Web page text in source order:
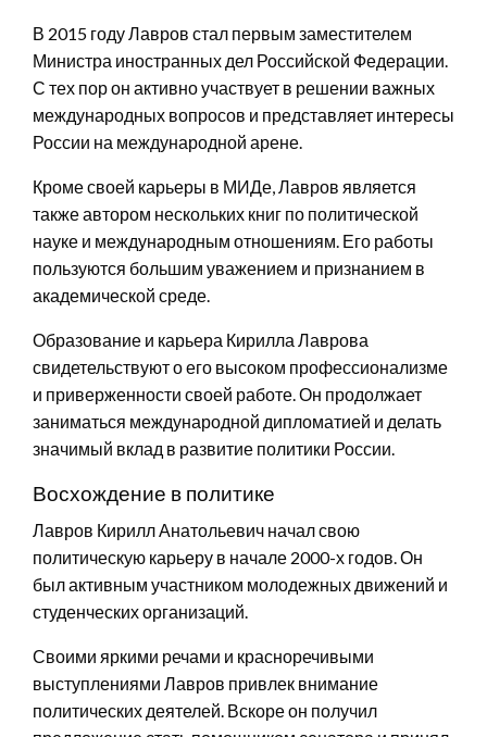
В 2015 году Лавров стал первым заместителем
Министра иностранных дел Российской Федерации.
С тех пор он активно участвует в решении важных
международных вопросов и представляет интересы
России на международной арене.
Кроме своей карьеры в МИДе, Лавров является
также автором нескольких книг по политической
науке и международным отношениям. Его работы
пользуются большим уважением и признанием в
академической среде.
Образование и карьера Кирилла Лаврова
свидетельствуют о его высоком профессионализме
и приверженности своей работе. Он продолжает
заниматься международной дипломатией и делать
значимый вклад в развитие политики России.
Восхождение в политике
Лавров Кирилл Анатольевич начал свою
политическую карьеру в начале 2000-х годов. Он
был активным участником молодежных движений и
студенческих организаций.
Своими яркими речами и красноречивыми
выступлениями Лавров привлек внимание
политических деятелей. Вскоре он получил